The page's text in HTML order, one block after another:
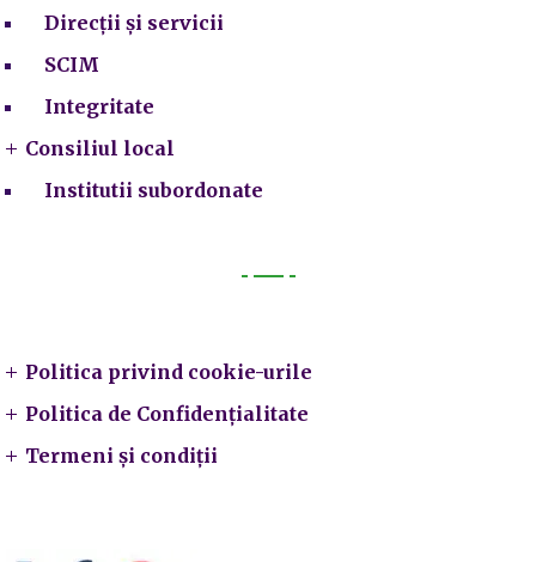
Direcții și servicii
SCIM
Integritate
Consiliul local
Institutii subordonate
Politica privind cookie-urile
Politica de Confidențialitate
Termeni și condiții